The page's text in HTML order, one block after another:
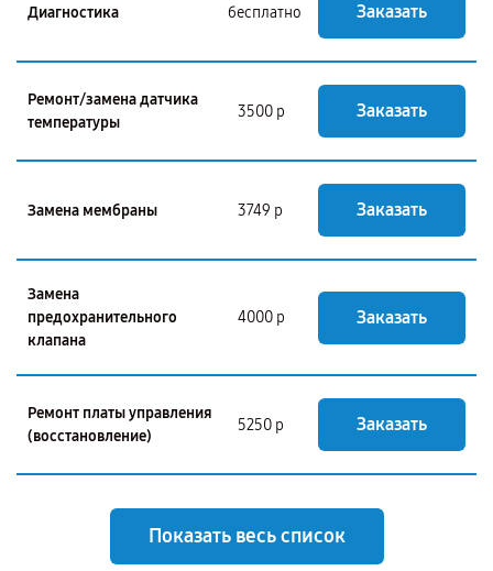
Диагностика бесплатно Заказать
Ремонт/замена датчика
температуры
3500 р Заказать
Замена мембраны 3749 р Заказать
Замена
предохранительного
клапана
4000 р Заказать
Ремонт платы управления
(восстановление)
5250 р Заказать
Показать весь список